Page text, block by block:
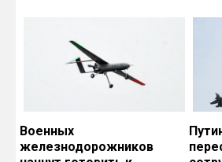
Военных
железнодорожников